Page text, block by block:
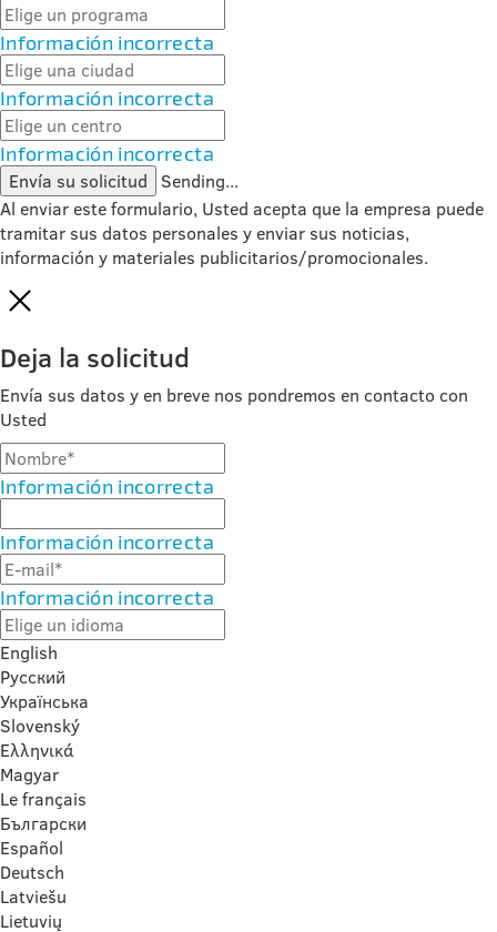
Información incorrecta
Información incorrecta
Información incorrecta
Envía su solicitud
Sending...
Al enviar este formulario, Usted acepta que la empresa puede
tramitar sus datos personales y enviar sus noticias,
información y materiales publicitarios/promocionales.
Deja la solicitud
Envía sus datos y en breve nos pondremos en contacto con
Usted
Información incorrecta
Información incorrecta
Información incorrecta
English
Русский
Українська
Slovenský
Ελληνικά
Magyar
Le français
Български
Español
Deutsch
Latviešu
Lietuvių